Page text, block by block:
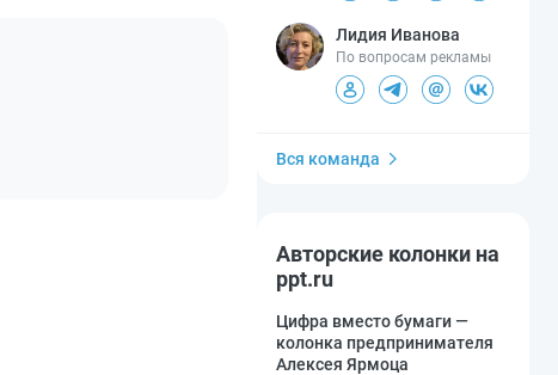
Лидия Иванова
По вопросам рекламы
Вся команда
Авторские колонки на
ppt.ru
Цифра вместо бумаги —
колонка предпринимателя
Алексея Ярмоца